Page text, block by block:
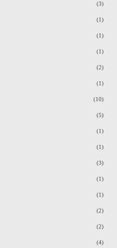
(3)
(1)
(1)
(1)
(2)
(1)
(10)
(5)
(1)
(1)
(3)
(1)
(1)
(2)
(2)
(4)